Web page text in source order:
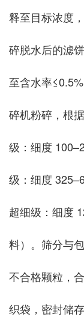
释至目标浓度
碎脱水后的滤
至含水率
碎机粉碎，根
级：细度
级：细度
超细级：细度
料）。筛分与
不合格颗粒，
织袋，密封储